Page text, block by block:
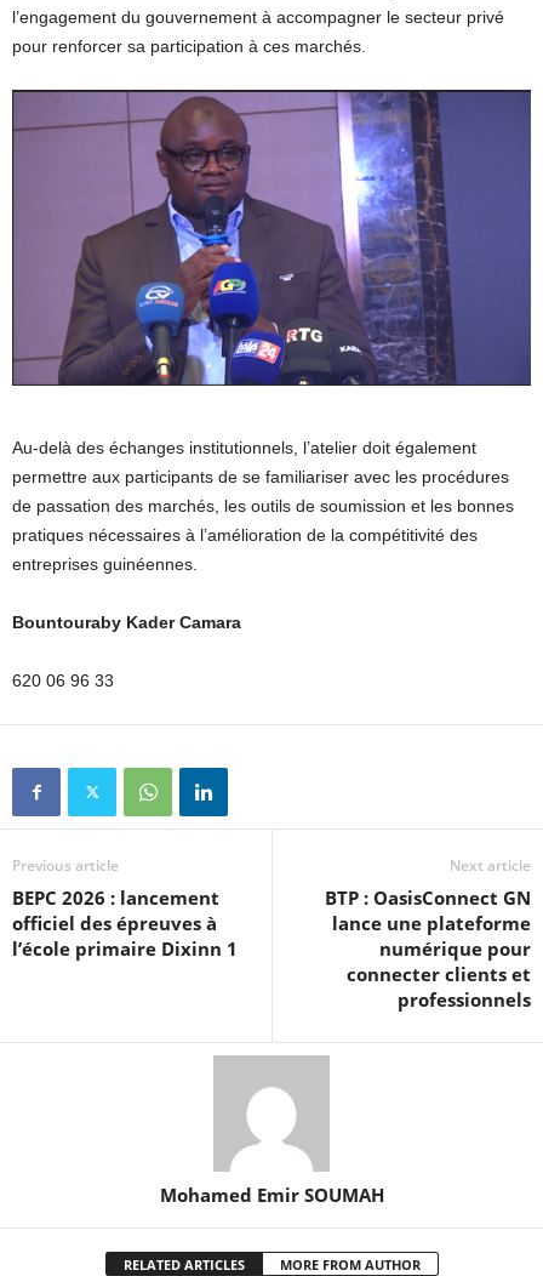
l’engagement du gouvernement à accompagner le secteur privé
pour renforcer sa participation à ces marchés.
Au-delà des échanges institutionnels, l’atelier doit également
permettre aux participants de se familiariser avec les procédures
de passation des marchés, les outils de soumission et les bonnes
pratiques nécessaires à l’amélioration de la compétitivité des
entreprises guinéennes.
Bountouraby Kader Camara
620 06 96 33
Previous article
BEPC 2026 : lancement
officiel des épreuves à
l’école primaire Dixinn 1
Next article
BTP : OasisConnect GN
lance une plateforme
numérique pour
connecter clients et
professionnels
Mohamed Emir SOUMAH
RELATED ARTICLES MORE FROM AUTHOR